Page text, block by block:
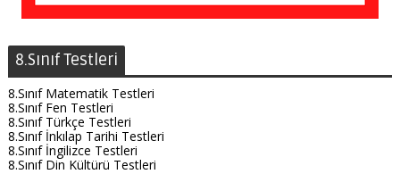
8.Sınıf Testleri
8.Sınıf Matematik Testleri
8.Sınıf Fen Testleri
8.Sınıf Türkçe Testleri
8.Sınıf İnkılap Tarihi Testleri
8.Sınıf İngilizce Testleri
8.Sınıf Din Kültürü Testleri